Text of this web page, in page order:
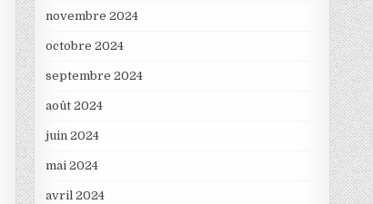
novembre 2024
octobre 2024
septembre 2024
août 2024
juin 2024
mai 2024
avril 2024